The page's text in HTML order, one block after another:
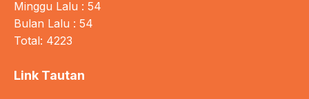
Minggu Lalu : 54
Bulan Lalu : 54
Total: 4223
Link Tautan